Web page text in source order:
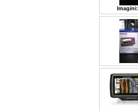
Imagini: